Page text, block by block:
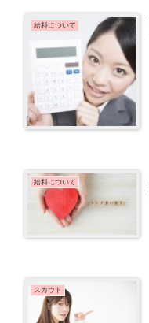
給料について
給料について
スカウト